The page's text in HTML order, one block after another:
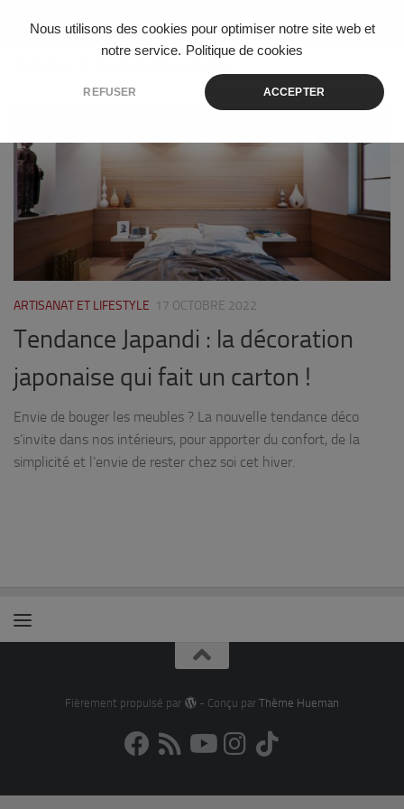
Nous utilisons des cookies pour optimiser notre site web et
notre service. Politique de cookies
REFUSER ACCEPTER
Skip to content
ARTISANAT ET LIFESTYLE 17 OCTOBRE 2022
Tendance Japandi : la décoration
japonaise qui fait un carton !
Envie de bouger les meubles ? La nouvelle tendance déco
s’invite dans nos intérieurs, pour apporter du confort, de la
simplicité et l’envie de rester chez soi cet hiver.
Fièrement propulsé par - Conçu par Thème Hueman